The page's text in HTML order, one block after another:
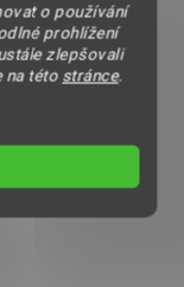
o používání
prohlížení
zlepšovali
na této stránce.